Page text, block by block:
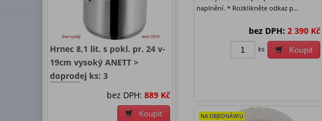
Hrnec 8,1 lit. s pokl. pr. 24 v-
19cm vysoký ANETT >
doprodej ks: 3
bez DPH: 889 Kč
Koupit
naplnění. * Rozklikněte odkaz p...
bez DPH: 2 390 Kč
Koupit
ks
NA OBJEDNÁVKU